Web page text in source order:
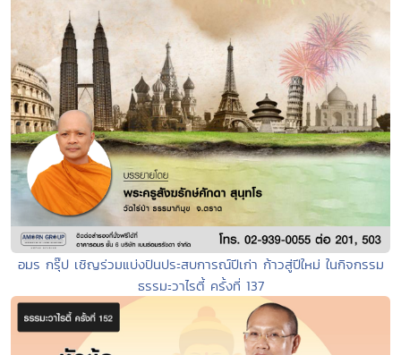
อมร กรุ๊ป เชิญร่วมแบ่งปันประสบการณ์ปีเก่า ก้าวสู่ปีใหม่ ในกิจกรรม
ธรรมะวาไรตี้ ครั้งที่ 137